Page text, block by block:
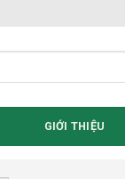
GIỚI THIỆU